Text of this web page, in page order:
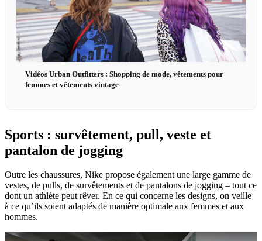
Vidéos Urban Outfitters : Shopping de mode, vêtements pour
femmes et vêtements vintage
Sports : survêtement, pull, veste et
pantalon de jogging
Outre les chaussures, Nike propose également une large gamme de
vestes, de pulls, de survêtements et de pantalons de jogging – tout ce
dont un athlète peut rêver. En ce qui concerne les designs, on veille
à ce qu’ils soient adaptés de manière optimale aux femmes et aux
hommes.